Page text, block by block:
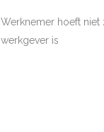
Werknemer hoeft niet
werkgever is